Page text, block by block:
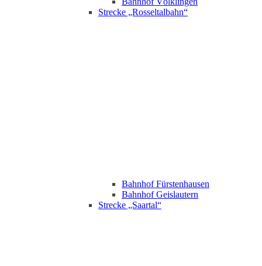
Strecke „Rosseltalbahn“
Bahnhof Fürstenhausen
Bahnhof Geislautern
Strecke „Saartal“